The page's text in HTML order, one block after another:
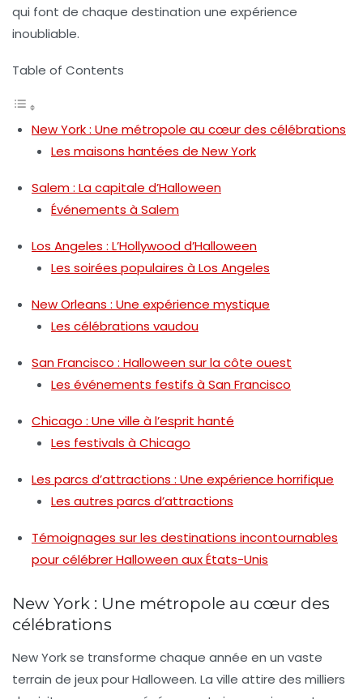
qui font de chaque destination une expérience
inoubliable.
Table of Contents
New York : Une métropole au cœur des célébrations
Les maisons hantées de New York
Salem : La capitale d’Halloween
Événements à Salem
Los Angeles : L’Hollywood d’Halloween
Les soirées populaires à Los Angeles
New Orleans : Une expérience mystique
Les célébrations vaudou
San Francisco : Halloween sur la côte ouest
Les événements festifs à San Francisco
Chicago : Une ville à l’esprit hanté
Les festivals à Chicago
Les parcs d’attractions : Une expérience horrifique
Les autres parcs d’attractions
Témoignages sur les destinations incontournables
pour célébrer Halloween aux États-Unis
New York : Une métropole au cœur des
célébrations
New York se transforme chaque année en un vaste
terrain de jeux pour Halloween. La ville attire des milliers